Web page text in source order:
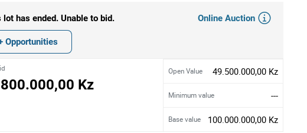
lot has ended. Unable to bid. Online Auction
Opportunities
Kz
Open Value 49.500.000,00 Kz
Minimum value ---
Base value 100.000.000,00 Kz